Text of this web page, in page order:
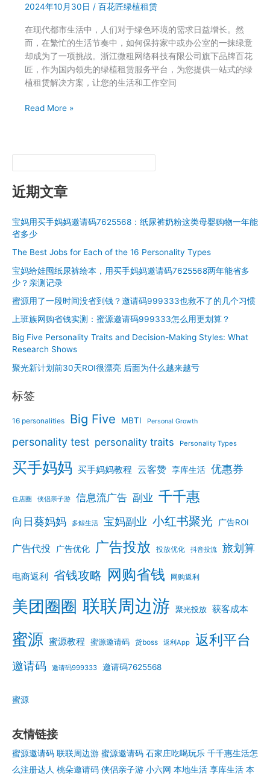
植
卉
租
赁：
打
造
色
环
升
业
形
2024年10月30日 / 百花匠绿植租赁
在现代都市生活中，人们对于绿色环境的需求日益增长。然
而，在繁忙的生活节奏中，如何保持家中或办公室的一抹绿意
却成为了一项挑战。浙江微租网络科技有限公司旗下品牌百花
匠，作为国内领先的绿植租赁服务平台，为您提供一站式的绿
植租赁解决方案，让您的生活和工作空间
百
绿
植
租
打
造
您
的
绿
空
间
Read More »
近期文章
宝妈用买手妈妈邀请码7625568：纸尿裤奶粉这类母婴购物一年能
省多少
The Best Jobs for Each of the 16 Personality Types
宝妈给娃囤纸尿裤绘本，用买手妈妈邀请码7625568两年能省多
少？亲测记录
蜜源用了一段时间没省到钱？邀请码999333也救不了的几个习惯
上班族网购省钱实测：蜜源邀请码999333怎么用更划算？
Big Five Personality Traits and Decision-Making Styles: What
Research Shows
聚光新计划前30天ROI很漂亮 后面为什么越来越亏
标签
16 personalities Big Five MBTI Personal Growth
personality test personality traits Personality Types
买手妈妈 买手妈妈教程 云客赞 享库生活 优惠券
住店圈 侠侣亲子游 信息流广告 副业 千千惠
向日葵妈妈 多鲸生活 宝妈副业 小红书聚光 广告ROI
广告代投 广告优化 广告投放 投放优化 抖音投流 旅划算
电商返利 省钱攻略 网购省钱 网购返利
美团圈圈 联联周边游 聚光投放 获客成本
蜜源 蜜源教程 蜜源邀请码 货boss 返利App 返利平台
邀请码 邀请码999333 邀请码7625568
蜜源
友情链接
蜜源邀请码 联联周边游 蜜源邀请码 石家庄吃喝玩乐 千千惠生活怎
么注册达人 桃朵邀请码 侠侣亲子游 小六网 本地生活 享库生活 本